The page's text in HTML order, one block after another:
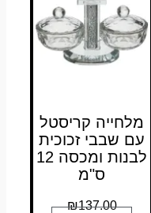
מלחייה קריסטל
עם שבבי זכוכית
לבנות ומכסה 12
ס"מ
₪137.00